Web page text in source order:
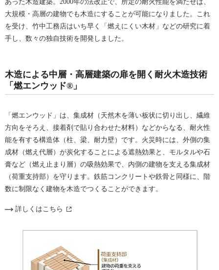
あった木造建築。2000年の法改正で、所定の耐火性能を満たせば、
大規模・高層の建物でも木造にすることが可能になりました。これ
を受け、竹中工務店はいち早く「燃えにくい木材」などの研究に着
手し、数々の独自技術を開発しました。
木造による中層・高層建築の扉を開く耐火木造技術
「燃エンウッド®」
「燃エンウッド」は、集成材（天然木を薄い板状に切り出し、繊維
方向をそろえ、接着剤で貼り合わせた材料）などからなる、耐火性
能を有する構造体（柱、梁、耐力壁）です。火災時には、外側の集
成材（燃え代層）が炭化することによる遮熱効果と、モルタルや石
膏など（燃え止まり層）の吸熱効果で、内側の建物を支える集成材
（荷重支持部）を守ります。鉄筋コンクリートや鉄骨と同様に、階
数に制限なく建物を木造でつくることができます。
詳しくはこちら